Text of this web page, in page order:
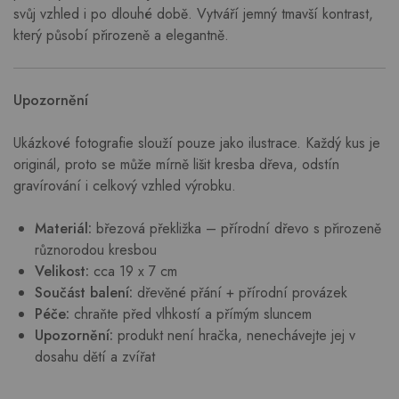
svůj vzhled i po dlouhé době. Vytváří jemný tmavší kontrast,
který působí přirozeně a elegantně.
Upozornění
Ukázkové fotografie slouží pouze jako ilustrace. Každý kus je
originál, proto se může mírně lišit kresba dřeva, odstín
gravírování i celkový vzhled výrobku.
Materiál: březová překližka – přírodní dřevo s přirozeně
různorodou kresbou
Velikost: cca 19 x 7 cm
Součást balení: dřevěné přání + přírodní provázek
Péče: chraňte před vlhkostí a přímým sluncem
Upozornění: produkt není hračka, nenechávejte jej v
dosahu dětí a zvířat